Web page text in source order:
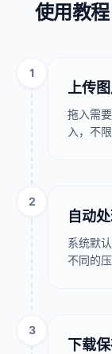
使用教程
1
上传
拖入需
入，不限
2
自动
系统默
不同的
3
下载